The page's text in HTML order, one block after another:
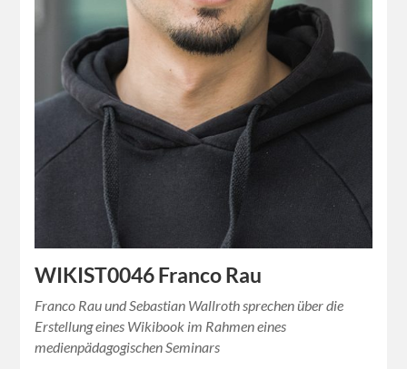
WIKIST0046 Franco Rau
Franco Rau und Sebastian Wallroth sprechen über die
Erstellung eines Wikibook im Rahmen eines
medienpädagogischen Seminars